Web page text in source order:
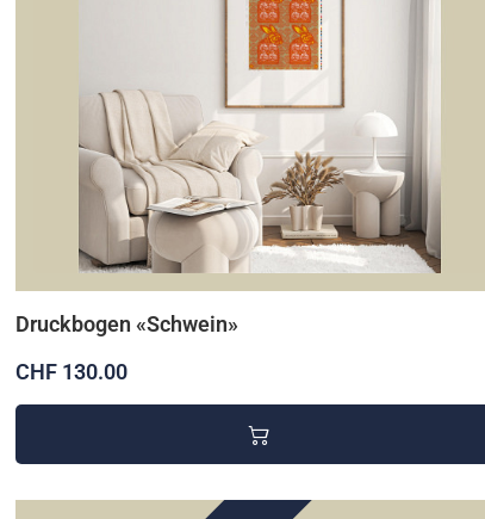
Druckbogen «Schwein»
CHF 130.00